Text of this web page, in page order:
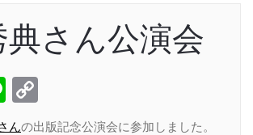
さん公演会
Line
Link
んの出版記念公演会に参加しました。